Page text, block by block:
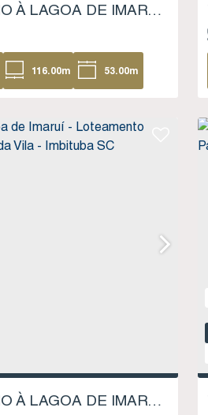
TERRENO PRÓXIMO À LAGOA DE IMARUÍ - IMARUÍ SC
116.00m 53.00m
TERRENO PRÓXIMO À LAGOA DE IMARUÍ - LOTEAMENTO PARQUE DA LAGOA - PORTO DA VILA - IMBITUBA SC